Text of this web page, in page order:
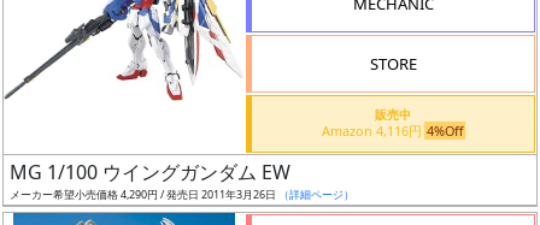
通知
対象
ギ
ャ
ラ
STORE
販売中
Amazon 4,116円 4%Off
MG 1/100 ウイングガンダム EW
メーカー希望小売価格 4,290円 / 発売日 2011年3月26日 （詳細ページ）